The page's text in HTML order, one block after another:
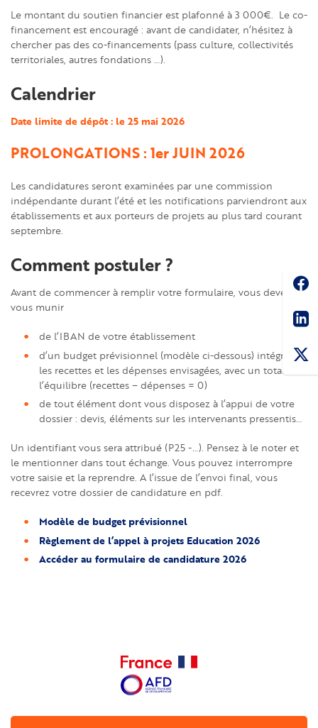
Le montant du soutien financier est plafonné à 3 000€. Le co-
financement est encouragé : avant de candidater, n’hésitez à
chercher pas des co-financements (pass culture, collectivités
territoriales, autres fondations …).
Calendrier
Date limite de dépôt : le 25 mai 2026
PROLONGATIONS : 1er JUIN 2026
Les candidatures seront examinées par une commission
indépendante durant l’été et les notifications parviendront aux
établissements et aux porteurs de projets au plus tard courant
septembre.
Comment postuler ?
Avant de commencer à remplir votre formulaire, vous devez
vous munir
de l’IBAN de votre établissement
d’un budget prévisionnel (modèle ci-dessous) intégrant
les recettes et les dépenses envisagées, avec un total à
l’équilibre (recettes – dépenses = 0)
de tout élément dont vous disposez à l’appui de votre
dossier : devis, éléments sur les intervenants pressentis…
Un identifiant vous sera attribué (P25 -…). Pensez à le noter et
le mentionner dans tout échange. Vous pouvez interrompre
votre saisie et la reprendre. A l’issue de l’envoi final, vous
recevrez votre dossier de candidature en pdf.
Modèle de budget prévisionnel
Règlement de l’appel à projets Education 2026
Accéder au formulaire de candidature 2026